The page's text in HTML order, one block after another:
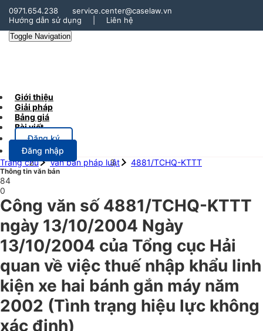
0971.654.238
service.center@caselaw.vn
Hướng dẫn sử dụng
Liên hệ
Toggle Navigation
Giới thiệu
Giải pháp
Bảng giá
Bài viết
Đăng ký
Đăng nhập
Trang chủ
Văn bản pháp luật 4881/TCHQ-KTTT
Thông tin văn bản
84
0
Công văn số 4881/TCHQ-KTTT
ngày 13/10/2004 Ngày
13/10/2004 của Tổng cục Hải
quan về việc thuế nhập khẩu linh
kiện xe hai bánh gắn máy năm
2002 (Tình trạng hiệu lực không
xác định)